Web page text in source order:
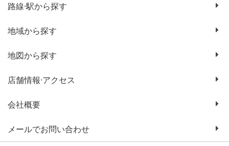
路線·駅から探す
地域から探す
地図から探す
店舗情報·アクセス
会社概要
メールでお問い合わせ